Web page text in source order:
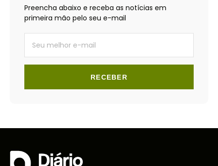
Preencha abaixo e receba as notícias em
primeira mão pelo seu e-mail
RECEBER